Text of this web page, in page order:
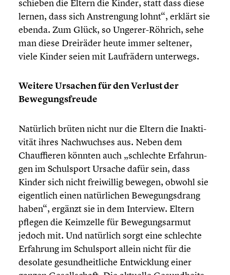
schieben die Eltern die Kinder, statt dass diese
lernen, dass sich Anstren­gung lohnt“, erklärt sie
ebenda. Zum Glück, so Ungerer-Röhrich, sehe
man diese Dreiräder heute immer seltener,
viele Kinder seien mit Laufrä­dern unterwegs.
Weitere Ursachen für den Verlust der
Bewegungs­freude
Natürlich brüten nicht nur die Eltern die Inakti­
vi­tät ihres Nachwuch­ses aus. Neben dem
Chauf­fie­ren könnten auch „schlechte Erfah­run­
gen im Schul­sport Ursache dafür sein, dass
Kinder sich nicht freiwil­lig bewegen, obwohl sie
eigent­lich einen natür­li­chen Bewegungs­drang
haben“, ergänzt sie in dem Interview. Eltern
pflegen die Keimzelle für Bewegungs­ar­mut
jedoch mit. Und natürlich sorgt eine schlechte
Erfahrung im Schul­sport allein nicht für die
desolate gesund­heit­li­che Entwick­lung einer